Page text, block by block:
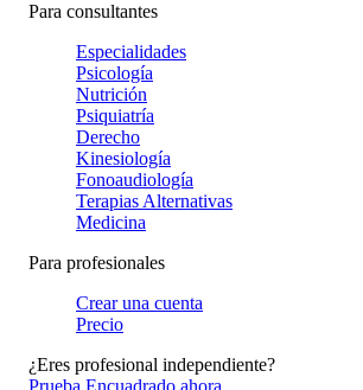
Para consultantes
Especialidades
Psicología
Nutrición
Psiquiatría
Derecho
Kinesiología
Fonoaudiología
Terapias Alternativas
Medicina
Para profesionales
Crear una cuenta
Precio
¿Eres profesional independiente?